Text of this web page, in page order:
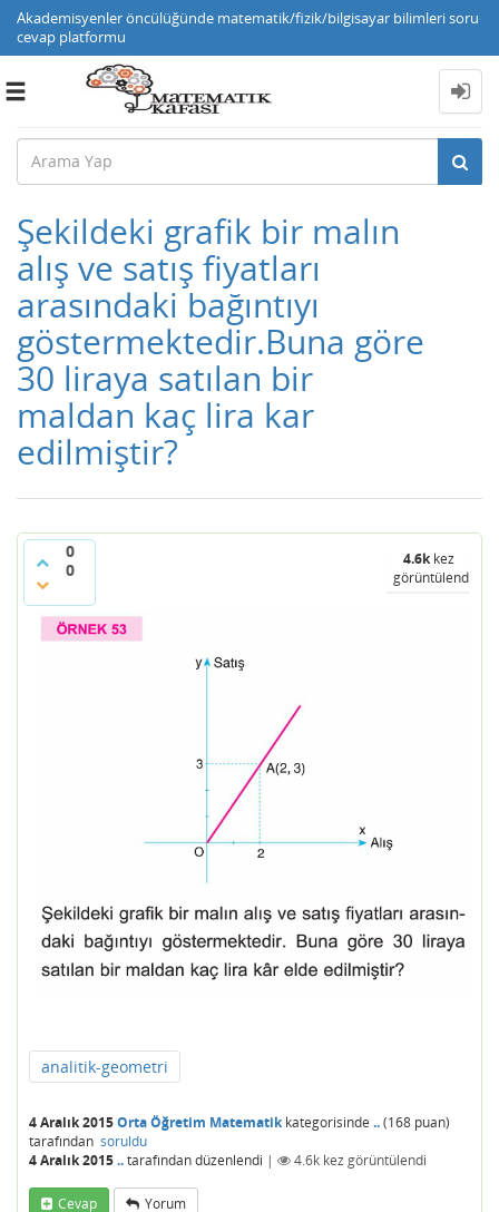
Akademisyenler öncülüğünde matematik/fizik/bilgisayar bilimleri soru
cevap platformu
Toggle
Şekildeki grafik bir malın
alış ve satış fiyatları
arasındaki bağıntıyı
göstermektedir.Buna göre
30 liraya satılan bir
maldan kaç lira kar
edilmiştir?
0
0
4.6kkez
görüntülendi
analitik-geometri
4 Aralık 2015Orta Öğretim Matematikkategorisinde ..(168 puan)
tarafından soruldu
4 Aralık 2015..tarafındandüzenlendi | 4.6k kez görüntülendi
Cevap Yorum